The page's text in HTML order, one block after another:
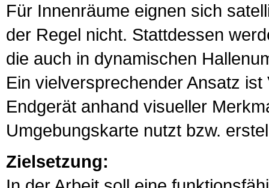
Für Innenräume eignen sich
der Regel nicht. Stattdessen
die auch in dynamischen
Ein vielversprechender Ansatz
Endgerät anhand visueller
Umgebungskarte nutzt bzw.
Zielsetzung: